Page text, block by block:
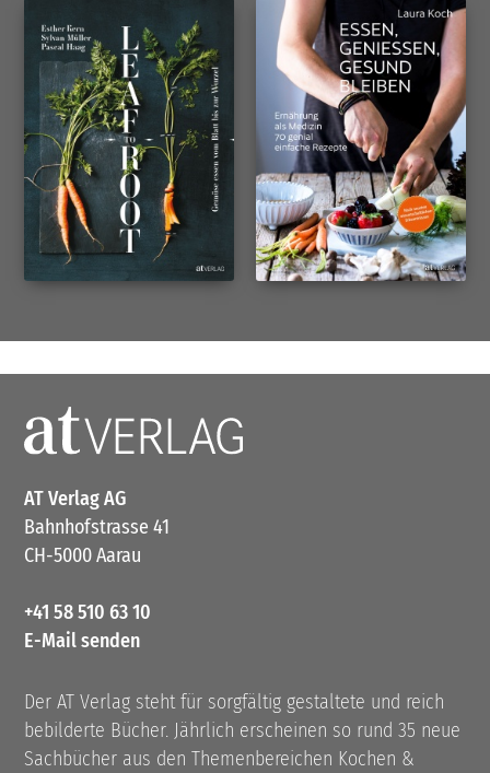
AT Verlag AG
Bahnhofstrasse 41
CH-5000 Aarau
+41 58 510 63 10
E-Mail senden
Der AT Verlag steht für sorgfältig gestaltete und reich
bebilderte Bücher. Jährlich erscheinen so rund 35 neue
Sachbücher aus den Themenbereichen Kochen &